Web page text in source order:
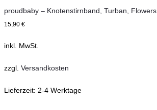
der
gewählt
wählen
Varianten
auf.
Optionen
proudbaby – Knotenstirnband, Turban, Flowers
15,90 €
inkl. MwSt.
zzgl. Versandkosten
Lieferzeit: 2-4 Werktage